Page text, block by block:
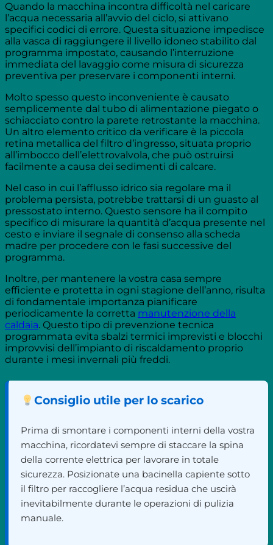
Quando la macchina incontra difficoltà nel caricare
l’acqua necessaria all’avvio del ciclo, si attivano
specifici codici di errore. Questa situazione impedisce
alla vasca di raggiungere il livello idoneo stabilito dal
programma impostato, causando l’interruzione
immediata del lavaggio come misura di sicurezza
preventiva per preservare i componenti interni.
Molto spesso questo inconveniente è causato
semplicemente dal tubo di alimentazione piegato o
schiacciato contro la parete retrostante la macchina.
Un altro elemento critico da verificare è la piccola
retina metallica del filtro d’ingresso, situata proprio
all’imbocco dell’elettrovalvola, che può ostruirsi
facilmente a causa dei sedimenti di calcare.
Nel caso in cui l’afflusso idrico sia regolare ma il
problema persista, potrebbe trattarsi di un guasto al
pressostato interno. Questo sensore ha il compito
specifico di misurare la quantità d’acqua presente nel
cesto e inviare il segnale di consenso alla scheda
madre per procedere con le fasi successive del
programma.
Inoltre, per mantenere la vostra casa sempre
efficiente e protetta in ogni stagione dell’anno, risulta
di fondamentale importanza pianificare
periodicamente la corretta manutenzione della
caldaia. Questo tipo di prevenzione tecnica
programmata evita sbalzi termici imprevisti e blocchi
improvvisi dell’impianto di riscaldamento proprio
durante i mesi invernali più freddi.
Consiglio utile per lo scarico
Prima di smontare i componenti interni della vostra
macchina, ricordatevi sempre di staccare la spina
della corrente elettrica per lavorare in totale
sicurezza. Posizionate una bacinella capiente sotto
il filtro per raccogliere l’acqua residua che uscirà
inevitabilmente durante le operazioni di pulizia
manuale.